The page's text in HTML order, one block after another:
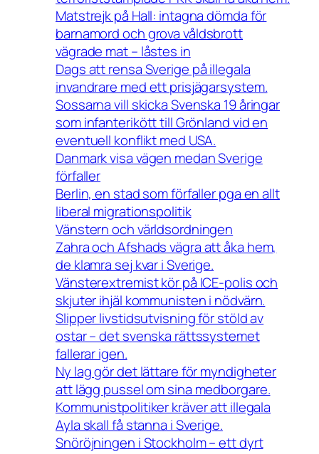
Matstrejk på Hall: intagna dömda för
barnamord och grova våldsbrott
vägrade mat – låstes in
Dags att rensa Sverige på illegala
invandrare med ett prisjägarsystem.
Sossarna vill skicka Svenska 19 åringar
som infanterikött till Grönland vid en
eventuell konflikt med USA.
Danmark visa vägen medan Sverige
förfaller
Berlin, en stad som förfaller pga en allt
liberal migrationspolitik
Vänstern och världsordningen
Zahra och Afshads vägra att åka hem,
de klamra sej kvar i Sverige.
Vänsterextremist kör på ICE-polis och
skjuter ihjäl kommunisten i nödvärn.
Slipper livstidsutvisning för stöld av
ostar – det svenska rättssystemet
fallerar igen.
Ny lag gör det lättare för myndigheter
att lägg pussel om sina medborgare.
Kommunistpolitiker kräver att illegala
Ayla skall få stanna i Sverige.
Snöröjningen i Stockholm – ett dyrt